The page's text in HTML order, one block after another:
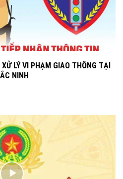
LÝ VI PHẠM GIAO THÔNG TẠI
NINH